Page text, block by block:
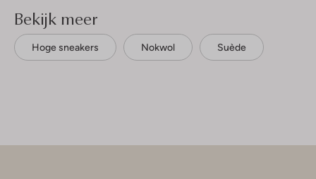
Bekijk meer
Hoge sneakers Nokwol Suède